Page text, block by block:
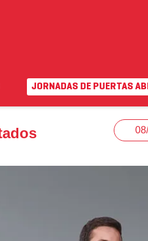
Campus virtual
JORNADAS DE PUERTAS